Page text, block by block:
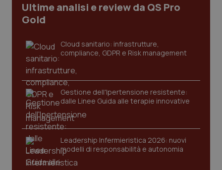
Ultime analisi e review da QS Pro
Gold
Cloud sanitario: infrastrutture,
compliance, GDPR e Risk management
Gestione dell'Ipertensione resistente:
dalle Linee Guida alle terapie innovative
Leadership Infermieristica 2026: nuovi
modelli di responsabilità e autonomia
CookieScriptConsent
CookieScript